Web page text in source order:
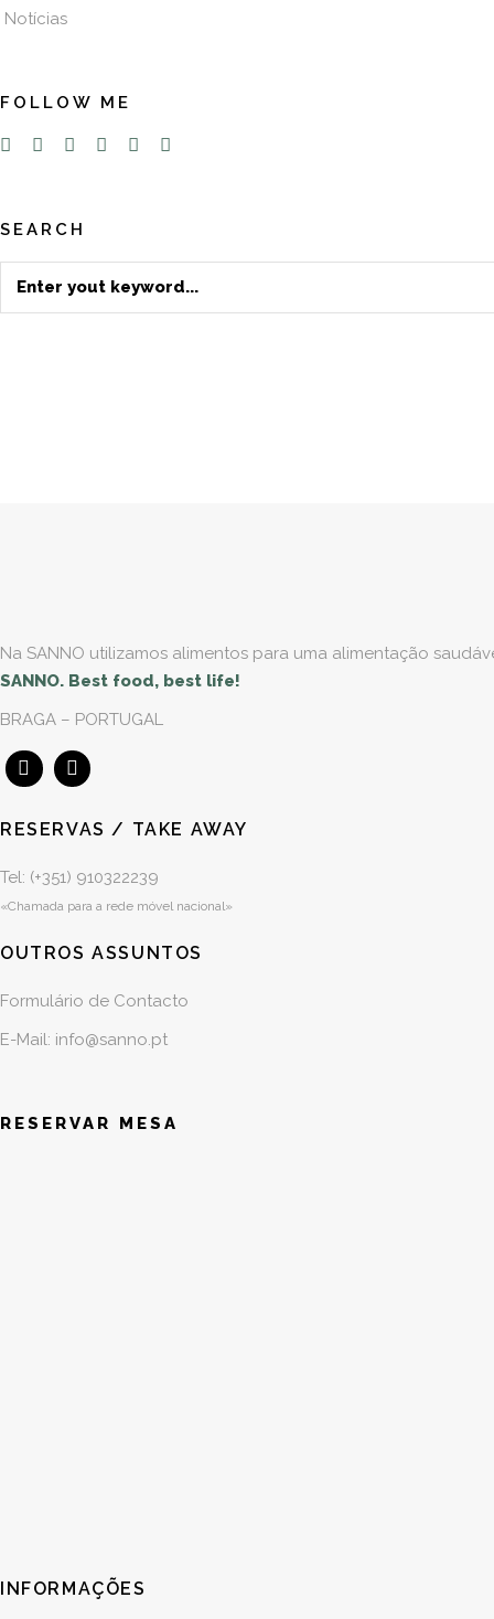
Notícias
FOLLOW ME
SEARCH
Na SANNO utilizamos alimentos para uma alimentação
SANNO. Best food, best life!
BRAGA – PORTUGAL
RESERVAS / TAKE AWAY
Tel: (+351) 910322239
«Chamada para a rede móvel nacional»
OUTROS ASSUNTOS
Formulário de Contacto
E-Mail: info@sanno.pt
RESERVAR MESA
INFORMAÇÕES